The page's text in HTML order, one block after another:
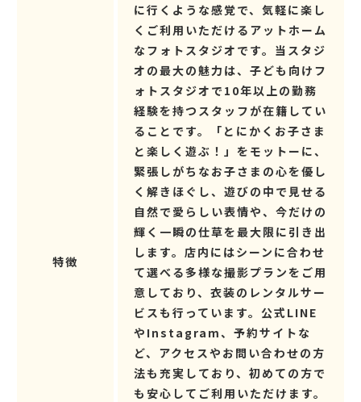
特徴
に行くような感覚で、気軽に楽し
くご利用いただけるアットホーム
なフォトスタジオです。当スタジ
オの最大の魅力は、子ども向けフ
ォトスタジオで10年以上の勤務
経験を持つスタッフが在籍してい
ることです。「とにかくお子さま
と楽しく遊ぶ！」をモットーに、
緊張しがちなお子さまの心を優し
く解きほぐし、遊びの中で見せる
自然で愛らしい表情や、今だけの
輝く一瞬の仕草を最大限に引き出
します。店内にはシーンに合わせ
て選べる多様な撮影プランをご用
意しており、衣装のレンタルサー
ビスも行っています。公式LINE
やInstagram、予約サイトな
ど、アクセスやお問い合わせの方
法も充実しており、初めての方で
も安心してご利用いただけます。